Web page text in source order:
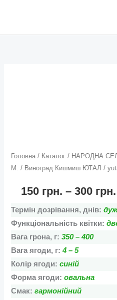
вмісту
Головна / Каталог / НАРОДНА
М. / Виноград Кишмиш ЮТАЛ /
150 грн. – 300 грн.
Термін дозрівання, днів:
Функціональність квітки:
Вага грона, г:350 – 400
Вага ягоди, г:4 – 5
Колір ягоди:синій
Форма ягоди:овальна
Смак:гармонійний